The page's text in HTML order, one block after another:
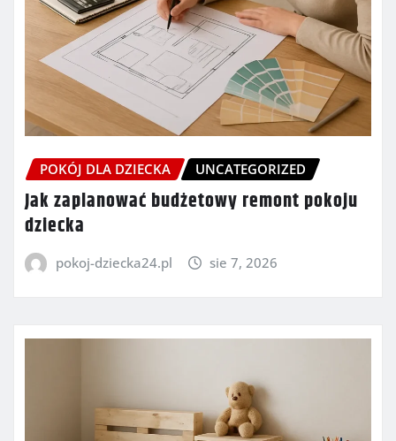
POKÓJ DLA DZIECKA UNCATEGORIZED
Jak zaplanować budżetowy remont pokoju
dziecka
pokoj-dziecka24.pl sie 7, 2026